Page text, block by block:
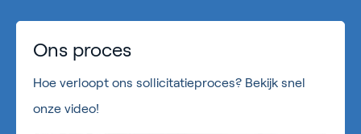
Ons proces
Hoe verloopt ons sollicitatieproces? Bekijk snel
onze video!